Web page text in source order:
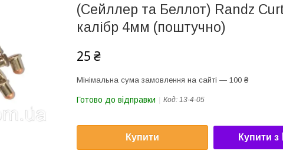
(Сейллер та Беллот) Randz
калібр 4мм (поштучно)
25 ₴
Мінімальна сума замовлення на сайті — 100 ₴
Готово до відправки Код: 13-4-05
Купити Купити з